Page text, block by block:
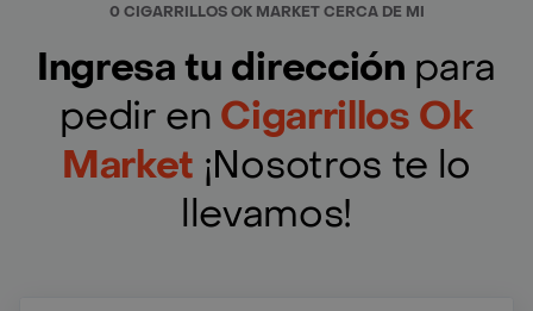
0 CIGARRILLOS OK MARKET CERCA DE MI
Ingresa tu dirección para
pedir en Cigarrillos Ok
Market ¡Nosotros te lo
llevamos!